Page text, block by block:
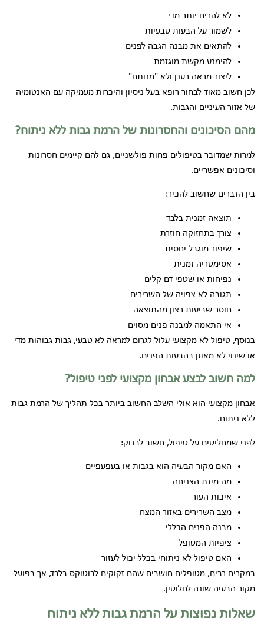
לא להרים יותר מדי
לשמור על הבעות טבעיות
להתאים את מבנה הגבה לפנים
להימנע מקשת מוגזמת
ליצור מראה רענן ולא "מנותח"
לכן חשוב מאוד לבחור רופא בעל ניסיון והיכרות מעמיקה עם האנטומיה
של אזור העיניים והגבות.
מהם הסיכונים והחסרונות של הרמת גבות ללא ניתוח?
למרות שמדובר בטיפולים פחות פולשניים, גם להם קיימים חסרונות
וסיכונים אפשריים.
בין הדברים שחשוב להכיר:
תוצאה זמנית בלבד
צורך בתחזוקה חוזרת
שיפור מוגבל יחסית
אסימטריה זמנית
נפיחות או שטפי דם קלים
תגובה לא צפויה של השרירים
חוסר שביעות רצון מהתוצאה
אי התאמה למבנה פנים מסוים
בנוסף, טיפול לא מקצועי עלול לגרום למראה לא טבעי, גבות גבוהות מדי
או שינוי לא מאוזן בהבעות הפנים.
למה חשוב לבצע אבחון מקצועי לפני טיפול?
אבחון מקצועי הוא אולי השלב החשוב ביותר בכל תהליך של הרמת גבות
ללא ניתוח.
לפני שמחליטים על טיפול, חשוב לבדוק:
האם מקור הבעיה הוא בגבות או בעפעפיים
מה מידת הצניחה
איכות העור
מצב השרירים באזור המצח
מבנה הפנים הכללי
ציפיות המטופל
האם טיפול לא ניתוחי בכלל יכול לעזור
במקרים רבים, מטופלים חושבים שהם זקוקים לבוטוקס בלבד, אך בפועל
מקור הבעיה שונה לחלוטין.
שאלות נפוצות על הרמת גבות ללא ניתוח